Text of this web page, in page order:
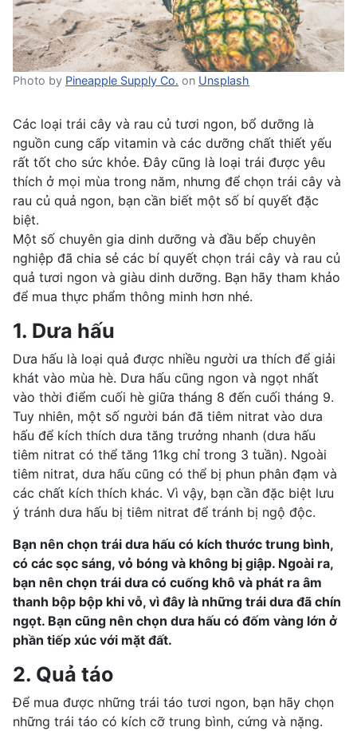
Photo by Pineapple Supply Co. on Unsplash
Các loại trái cây và rau củ tươi ngon, bổ dưỡng là
nguồn cung cấp vitamin và các dưỡng chất thiết yếu
rất tốt cho sức khỏe. Đây cũng là loại trái được yêu
thích ở mọi mùa trong năm, nhưng để chọn trái cây và
rau củ quả ngon, bạn cần biết một số bí quyết đặc
biệt.
Một số chuyên gia dinh dưỡng và đầu bếp chuyên
nghiệp đã chia sẻ các bí quyết chọn trái cây và rau củ
quả tươi ngon và giàu dinh dưỡng. Bạn hãy tham khảo
để mua thực phẩm thông minh hơn nhé.
1. Dưa hấu
Dưa hấu là loại quả được nhiều người ưa thích để giải
khát vào mùa hè. Dưa hấu cũng ngon và ngọt nhất
vào thời điểm cuối hè giữa tháng 8 đến cuối tháng 9.
Tuy nhiên, một số người bán đã tiêm nitrat vào dưa
hấu để kích thích dưa tăng trưởng nhanh (dưa hấu
tiêm nitrat có thể tăng 11kg chỉ trong 3 tuần). Ngoài
tiêm nitrat, dưa hấu cũng có thể bị phun phân đạm và
các chất kích thích khác. Vì vậy, bạn cần đặc biệt lưu
ý tránh dưa hấu bị tiêm nitrat để tránh bị ngộ độc.
Bạn nên chọn trái dưa hấu có kích thước trung bình,
có các sọc sáng, vỏ bóng và không bị giập. Ngoài ra,
bạn nên chọn trái dưa có cuống khô và phát ra âm
thanh bộp bộp khi vỗ, vì đây là những trái dưa đã chín
ngọt. Bạn cũng nên chọn dưa hấu có đốm vàng lớn ở
phần tiếp xúc với mặt đất.
2. Quả táo
Để mua được những trái táo tươi ngon, bạn hãy chọn
những trái táo có kích cỡ trung bình, cứng và nặng.